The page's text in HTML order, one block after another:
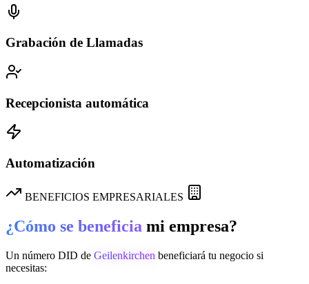
Grabación de Llamadas
Recepcionista automática
Automatización
BENEFICIOS EMPRESARIALES
¿Cómo se beneficia mi empresa?
Un número DID de Geilenkirchen beneficiará tu negocio si
necesitas: